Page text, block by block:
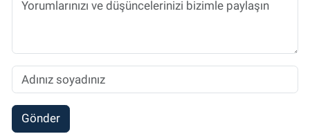
Gönder